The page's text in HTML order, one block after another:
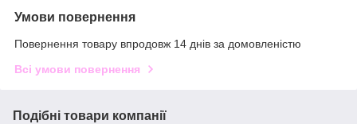
Умови повернення
Повернення товару впродовж 14 днів за домовленістю
Всі умови повернення
Подібні товари компанії